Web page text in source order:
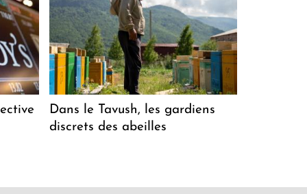
Dans le Tavush, les gardiens
discrets des abeilles